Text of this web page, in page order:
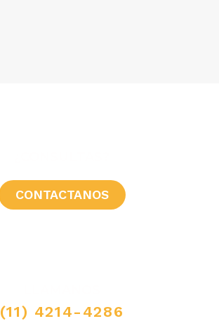
CONTACTANOS
(11) 4214-4286